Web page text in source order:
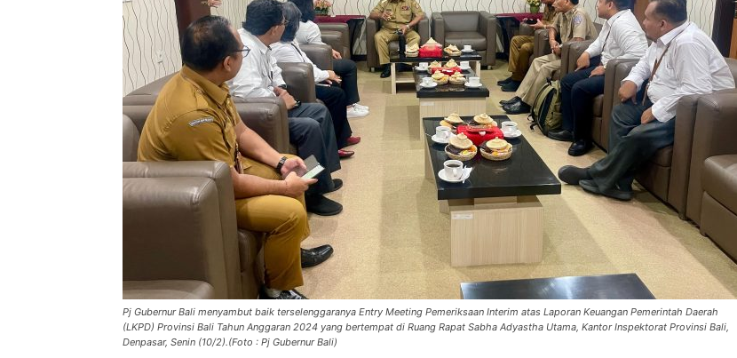
Pj Gubernur Bali menyambut baik terselenggaranya Entry Meeting Pemeriksaan Interim atas Laporan Keuangan Pemerintah Daerah
(LKPD) Provinsi Bali Tahun Anggaran 2024 yang bertempat di Ruang Rapat Sabha Adyastha Utama, Kantor Inspektorat Provinsi Bali,
Denpasar, Senin (10/2).(Foto : Pj Gubernur Bali)